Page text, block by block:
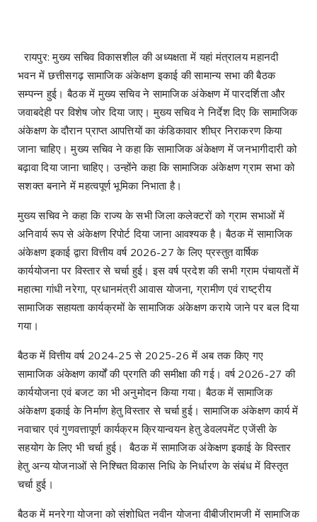
रायपुर: मुख्य सचिव विकासशील की अध्यक्षता में यहां मंत्रालय महानदी
भवन में छत्तीसगढ़ सामाजिक अंकेक्षण इकाई की सामान्य सभा की बैठक
सम्पन्न हुई। बैठक में मुख्य सचिव ने सामाजिक अंकेक्षण में पारदर्शिता और
जवाबदेही पर विशेष जोर दिया जाए। मुख्य सचिव ने निर्देश दिए कि सामाजिक
अंकेक्षण के दौरान प्राप्त आपत्तियों का कंडिकावार शीघ्र निराकरण किया
जाना चाहिए। मुख्य सचिव ने कहा कि सामाजिक अंकेक्षण में जनभागीदारी को
बढ़ावा दिया जाना चाहिए। उन्होंने कहा कि सामाजिक अंकेक्षण ग्राम सभा को
सशक्त बनाने में महत्वपूर्ण भूमिका निभाता है।
मुख्य सचिव ने कहा कि राज्य के सभी जिला कलेक्टरों को ग्राम सभाओं में
अनिवार्य रूप से अंकेक्षण रिपोर्ट दिया जाना आवश्यक है। बैठक में सामाजिक
अंकेक्षण इकाई द्वारा वित्तीय वर्ष 2026-27 के लिए प्रस्तुत वार्षिक
कार्ययोजना पर विस्तार से चर्चा हुई। इस वर्ष प्रदेश की सभी ग्राम पंचायतों में
महात्मा गांधी नरेगा, प्रधानमंत्री आवास योजना, ग्रामीण एवं राष्ट्रीय
सामाजिक सहायता कार्यक्रमों के सामाजिक अंकेक्षण कराये जाने पर बल दिया
गया।
बैठक में वित्तीय वर्ष 2024-25 से 2025-26 में अब तक किए गए
सामाजिक अंकेक्षण कार्यों की प्रगति की समीक्षा की गई। वर्ष 2026-27 की
कार्ययोजना एवं बजट का भी अनुमोदन किया गया। बैठक में सामाजिक
अंकेक्षण इकाई के निर्माण हेतु विस्तार से चर्चा हुई। सामाजिक अंकेक्षण कार्य में
नवाचार एवं गुणवत्तापूर्ण कार्यक्रम क्रियान्वयन हेतु डेवलपमेंट एजेंसी के
सहयोग के लिए भी चर्चा हुई। बैठक में सामाजिक अंकेक्षण इकाई के विस्तार
हेतु अन्य योजनाओं से निश्चित विकास निधि के निर्धारण के संबंध में विस्तृत
चर्चा हुई।
बैठक में मनरेगा योजना को संशोधित नवीन योजना वीबीजीरामजी में सामाजिक